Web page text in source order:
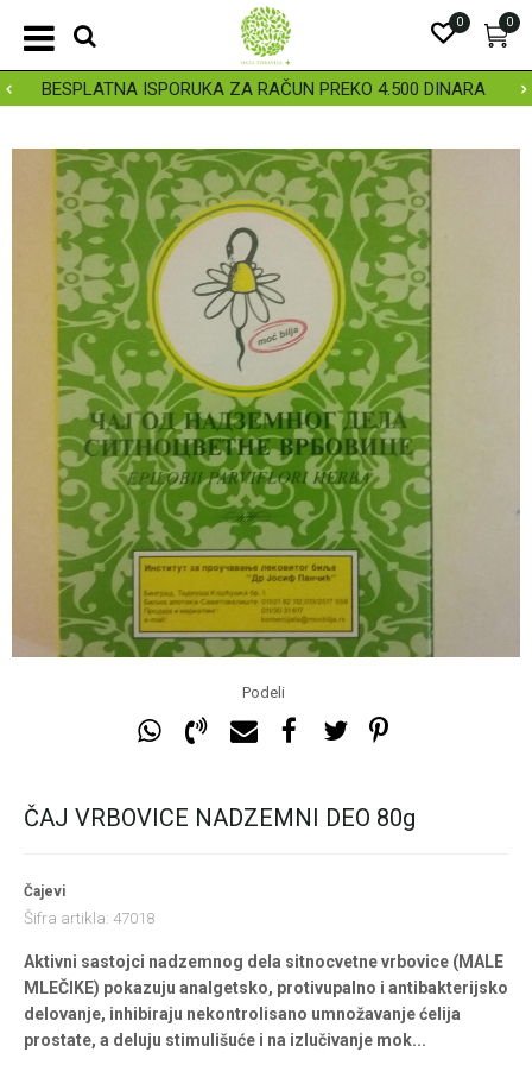
BESPLATNA ISPORUKA ZA RAČUN PREKO 4.500 DINARA
0
0
Podeli
ČAJ VRBOVICE NADZEMNI DEO 80g
Čajevi
Šifra artikla: 47018
Aktivni sastojci nadzemnog dela sitnocvetne vrbovice (MALE
MLEČIKE) pokazuju analgetsko, protivupalno i antibakterijsko
delovanje, inhibiraju nekontrolisano umnožavanje ćelija
prostate, a deluju stimulišuće i na izlučivanje mok...